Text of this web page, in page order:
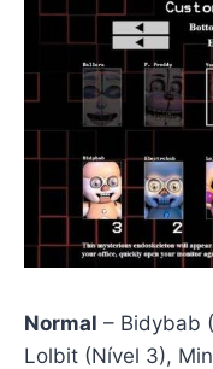
Normal – Bidybab
Lolbit (Nível 3),